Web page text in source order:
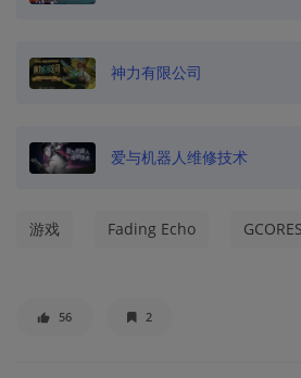
神力有限公司
爱与机器人维修技术
游戏 Fading Echo
56 2